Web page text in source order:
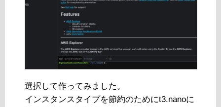
選択して作ってみました。
インスタンスタイプを節約のためにt3.nanoに